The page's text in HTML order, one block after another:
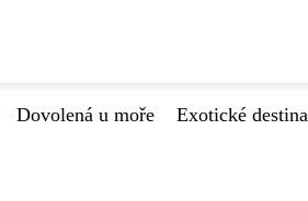
Dovolená u moře Exotické